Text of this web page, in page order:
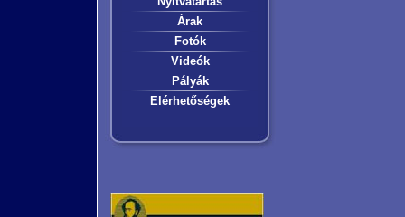
Árak
Fotók
Videók
Pályák
Elérhetőségek